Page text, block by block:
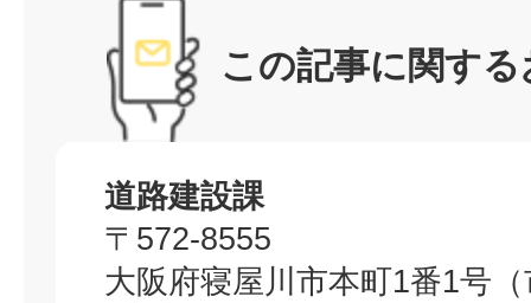
この記事に関す
道路建設課
〒572-8555
大阪府寝屋川市本町1番1号